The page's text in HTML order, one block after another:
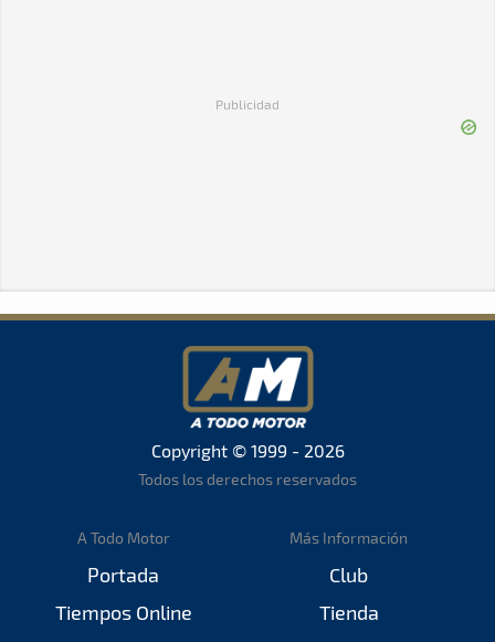
Publicidad
Copyright © 1999 - 2026
Todos los derechos reservados
A Todo Motor
Portada
Tiempos Online
Más Información
Club
Tienda